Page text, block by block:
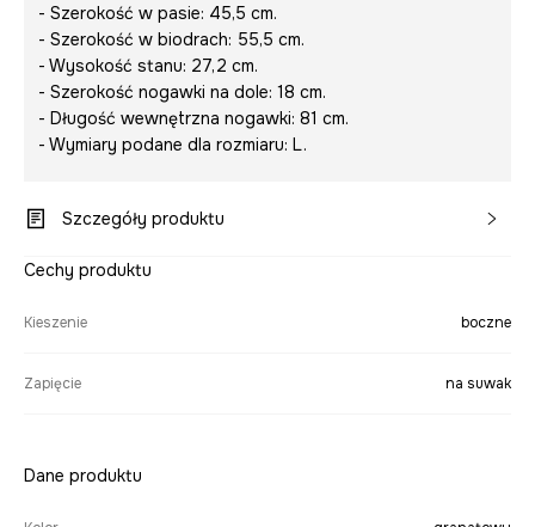
- Szerokość w pasie: 45,5 cm.
- Szerokość w biodrach: 55,5 cm.
- Wysokość stanu: 27,2 cm.
- Szerokość nogawki na dole: 18 cm.
- Długość wewnętrzna nogawki: 81 cm.
- Wymiary podane dla rozmiaru: L.
Szczegóły produktu
Cechy produktu
Kieszenie boczne
Zapięcie na suwak
Dane produktu